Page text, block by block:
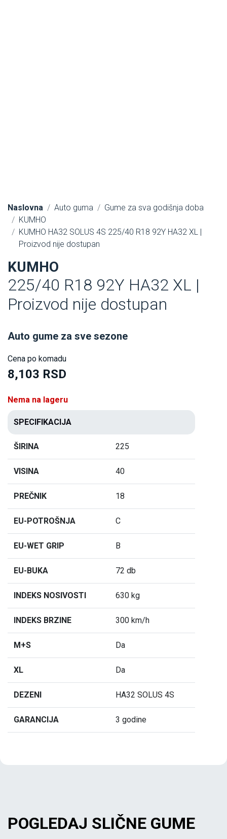
Naslovna Auto guma
Gume za sva godišnja doba
KUMHO
KUMHO HA32 SOLUS 4S 225/40 R18 92Y HA32 XL |
Proizvod nije dostupan
KUMHO
225/40 R18 92Y HA32 XL |
Proizvod nije dostupan
Auto gume za sve sezone
Cena po komadu
8,103 RSD
Nema na lageru
SPECIFIKACIJA
ŠIRINA 225
VISINA 40
PREČNIK 18
EU-POTROŠNJA C
EU-WET GRIP B
EU-BUKA 72 db
INDEKS NOSIVOSTI 630 kg
INDEKS BRZINE 300 km/h
M+S Da
XL Da
DEZENI HA32 SOLUS 4S
GARANCIJA 3 godine
POGLEDAJ SLIČNE GUME